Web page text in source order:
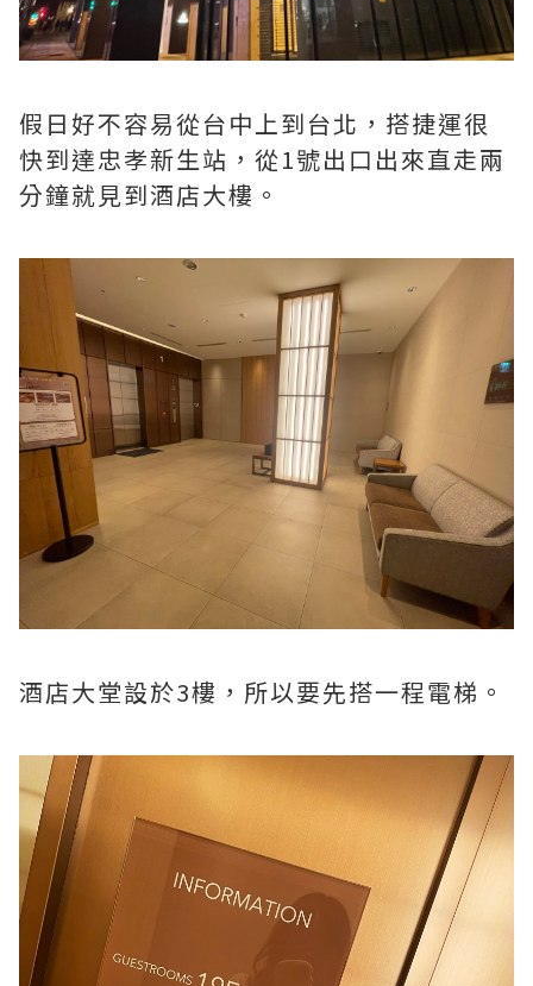
假日好不容易從台中上到台北，搭捷運很
快到達忠孝新生站，從1號出口出來直走兩
分鐘就見到酒店大樓。
酒店大堂設於3樓，所以要先搭一程電梯。